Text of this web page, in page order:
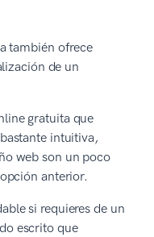
también ofrece
de un
gratuita que
intuitiva,
web son un poco
anterior.
si requieres de un
escrito que